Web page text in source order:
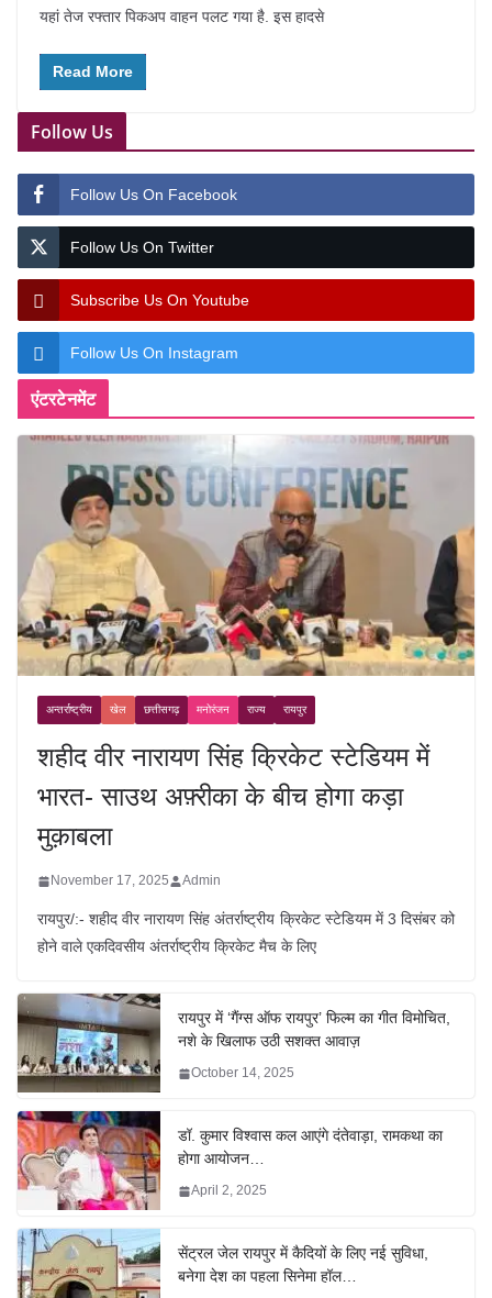
यहां तेज रफ्तार पिकअप वाहन पलट गया है. इस हादसे
Read More
Follow Us
Follow Us On Facebook
Follow Us On Twitter
Subscribe Us On Youtube
Follow Us On Instagram
एंटरटेनमेंट
अन्तर्राष्ट्रीय खेल छत्तीसगढ़ मनोरंजन राज्य रायपुर
शहीद वीर नारायण सिंह क्रिकेट स्टेडियम में
भारत- साउथ अफ़्रीका के बीच होगा कड़ा
मुक़ाबला
November 17, 2025 Admin
रायपुर/:- शहीद वीर नारायण सिंह अंतर्राष्ट्रीय क्रिकेट स्टेडियम में 3 दिसंबर को
होने वाले एकदिवसीय अंतर्राष्ट्रीय क्रिकेट मैच के लिए
रायपुर में ‘गैंग्स ऑफ रायपुर’ फिल्म का गीत विमोचित,
नशे के खिलाफ उठी सशक्त आवाज़
October 14, 2025
डॉ. कुमार विश्वास कल आएंगे दंतेवाड़ा, रामकथा का
होगा आयोजन…
April 2, 2025
सेंट्रल जेल रायपुर में कैदियों के लिए नई सुविधा,
बनेगा देश का पहला सिनेमा हॉल…